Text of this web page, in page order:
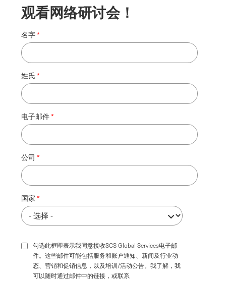
观看网络研讨会！
名字
姓氏
电子邮件
公司
国家
勾选此框即表示我同意接收SCS Global Services电子邮
件。这些邮件可能包括服务和账户通知、新闻及行业动
态、营销和促销信息，以及培训/活动公告。我了解，我
可以随时通过邮件中的链接，或联系